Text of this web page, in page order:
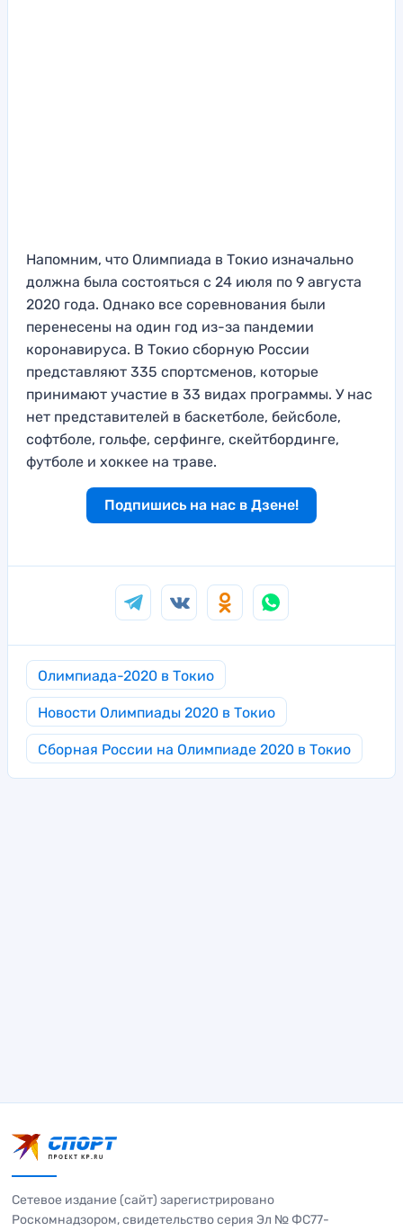
Напомним, что Олимпиада в Токио изначально
должна была состояться с 24 июля по 9 августа
2020 года. Однако все соревнования были
перенесены на один год из-за пандемии
коронавируса. В Токио сборную России
представляют 335 спортсменов, которые
принимают участие в 33 видах программы. У нас
нет представителей в баскетболе, бейсболе,
софтболе, гольфе, серфинге, скейтбординге,
футболе и хоккее на траве.
Подпишись на нас в Дзене!
Олимпиада-2020 в Токио
Новости Олимпиады 2020 в Токио
Сборная России на Олимпиаде 2020 в Токио
Сетевое издание (сайт) зарегистрировано
Роскомнадзором, свидетельство серия Эл № ФС77-